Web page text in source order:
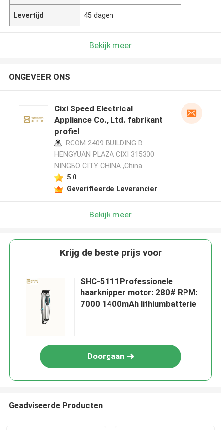
Levertijd 45 dagen
Bekijk meer
ONGEVEER ONS
Cixi Speed Electrical
Appliance Co., Ltd. fabrikant
profiel
ROOM 2409 BUILDING B
HENGYUAN PLAZA CIXI 315300
NINGBO CITY CHINA ,China
5.0
Geverifieerde Leverancier
Bekijk meer
Krijg de beste prijs voor
SHC-5111Professionele
haarknipper motor: 280# RPM:
7000 1400mAh lithiumbatterie
Doorgaan
Geadviseerde Producten